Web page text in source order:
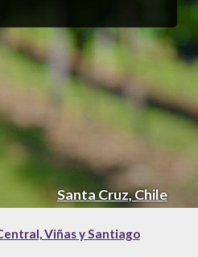
Santa Cruz, Chile
Viñas y Santiago